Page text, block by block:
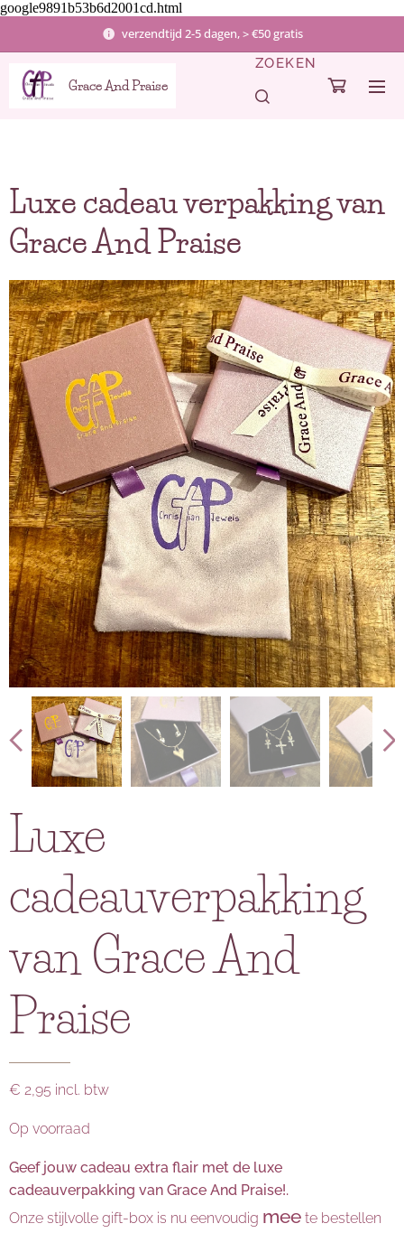
google9891b53b6d2001cd.html
verzendtijd 2-5 dagen, > €50 gratis
Grace And Praise
ZOEKEN
Luxe cadeau verpakking van
Grace And Praise
Luxe
cadeauverpakking
van Grace And
Praise
€ 2,95 incl. btw
Op voorraad
Geef jouw cadeau extra flair met de luxe
cadeauverpakking van Grace And Praise!.
Onze stijlvolle gift-box is nu eenvoudig mee te bestellen